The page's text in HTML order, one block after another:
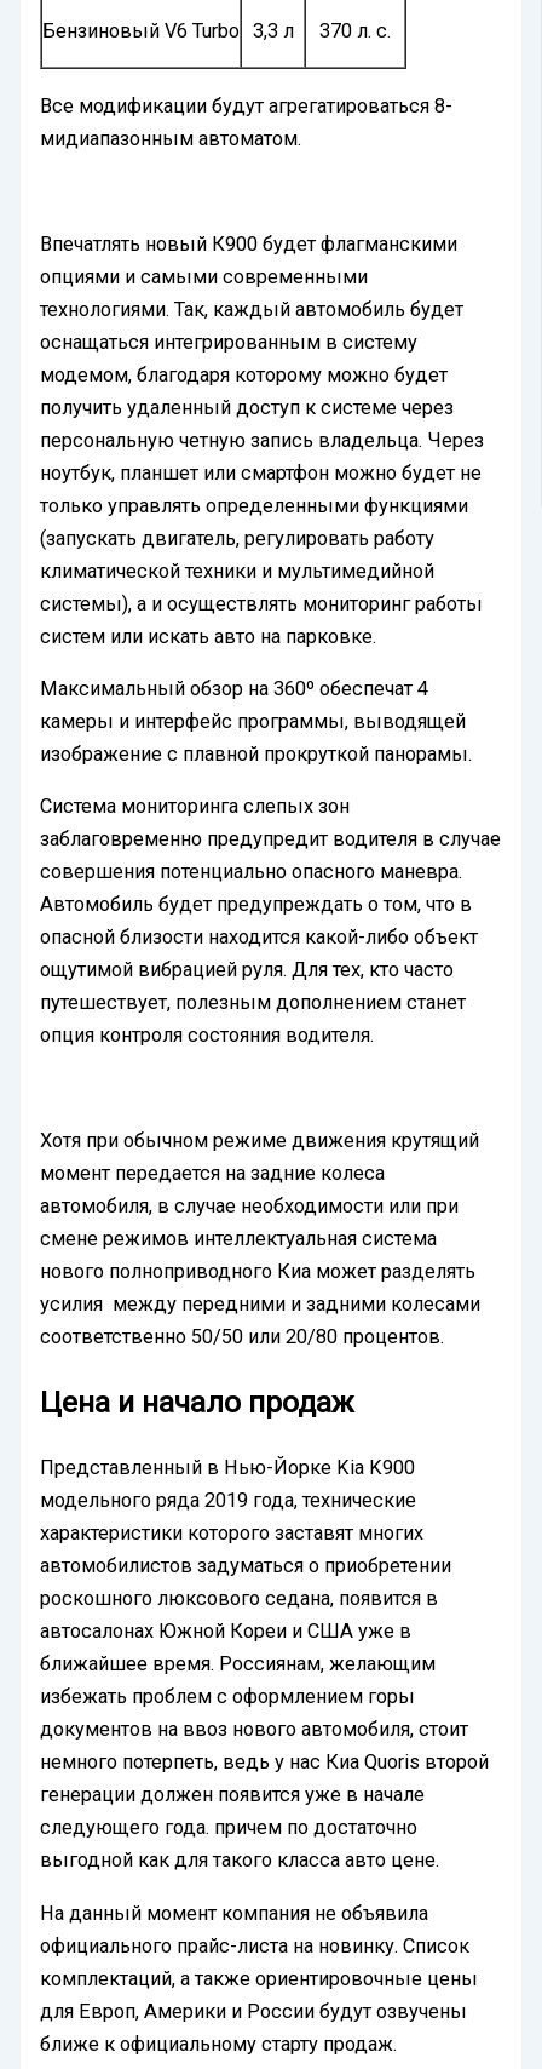
Бензиновый V6 Turbo 3,3 л 370 л. с.
Все модификации будут агрегатироваться 8-
мидиапазонным автоматом.
Впечатлять новый К900 будет флагманскими
опциями и самыми современными
технологиями. Так, каждый автомобиль будет
оснащаться интегрированным в систему
модемом, благодаря которому можно будет
получить удаленный доступ к системе через
персональную четную запись владельца. Через
ноутбук, планшет или смартфон можно будет не
только управлять определенными функциями
(запускать двигатель, регулировать работу
климатической техники и мультимедийной
системы), а и осуществлять мониторинг работы
систем или искать авто на парковке.
Максимальный обзор на 360º обеспечат 4
камеры и интерфейс программы, выводящей
изображение с плавной прокруткой панорамы.
Система мониторинга слепых зон
заблаговременно предупредит водителя в случае
совершения потенциально опасного маневра.
Автомобиль будет предупреждать о том, что в
опасной близости находится какой-либо объект
ощутимой вибрацией руля. Для тех, кто часто
путешествует, полезным дополнением станет
опция контроля состояния водителя.
Хотя при обычном режиме движения крутящий
момент передается на задние колеса
автомобиля, в случае необходимости или при
смене режимов интеллектуальная система
нового полноприводного Киа может разделять
усилия между передними и задними колесами
соответственно 50/50 или 20/80 процентов.
Цена и начало продаж
Представленный в Нью-Йорке Kia K900
модельного ряда 2019 года, технические
характеристики которого заставят многих
автомобилистов задуматься о приобретении
роскошного люксового седана, появится в
автосалонах Южной Кореи и США уже в
ближайшее время. Россиянам, желающим
избежать проблем с оформлением горы
документов на ввоз нового автомобиля, стоит
немного потерпеть, ведь у нас Киа Quoris второй
генерации должен появится уже в начале
следующего года. причем по достаточно
выгодной как для такого класса авто цене.
На данный момент компания не объявила
официального прайс-листа на новинку. Список
комплектаций, а также ориентировочные цены
для Европ, Америки и России будут озвучены
ближе к официальному старту продаж.